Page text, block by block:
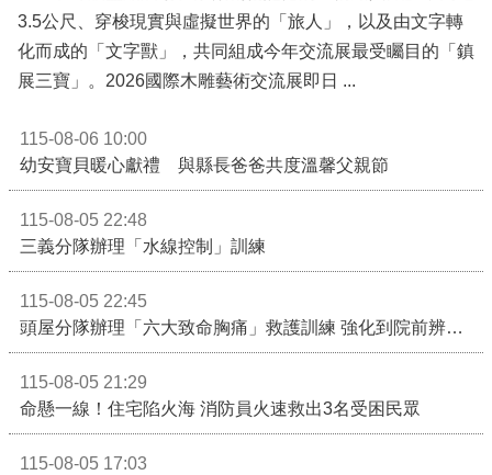
3.5公尺、穿梭現實與虛擬世界的「旅人」，以及由文字轉
化而成的「文字獸」，共同組成今年交流展最受矚目的「鎮
展三寶」。2026國際木雕藝術交流展即日 ...
115-08-06 10:00
幼安寶貝暖心獻禮 與縣長爸爸共度溫馨父親節
115-08-05 22:48
三義分隊辦理「水線控制」訓練
115-08-05 22:45
頭屋分隊辦理「六大致命胸痛」救護訓練 強化到院前辨識能力 提升緊急救護品質
115-08-05 21:29
命懸一線！住宅陷火海 消防員火速救出3名受困民眾
115-08-05 17:03